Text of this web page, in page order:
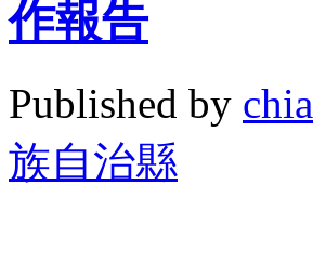
作報告
Published by chia
族自治縣